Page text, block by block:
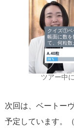
ツアー中
次回は、ベートー
予定しています。